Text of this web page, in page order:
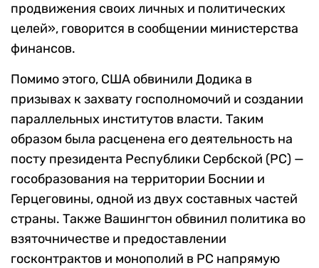
продвижения своих личных и политических
целей», говорится в сообщении министерства
финансов.
Помимо этого, США обвинили Додика в
призывах к захвату госполномочий и создании
параллельных институтов власти. Таким
образом была расценена его деятельность на
посту президента Республики Сербской (РС) —
гособразования на территории Боснии и
Герцеговины, одной из двух составных частей
страны. Также Вашингтон обвинил политика во
взяточничестве и предоставлении
госконтрактов и монополий в РС напрямую